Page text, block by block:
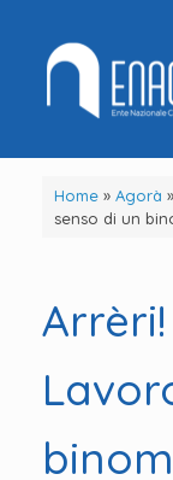
contenuto
Home» Agorà »
senso di un